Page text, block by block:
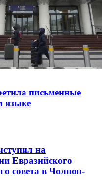
письменные
языке
на
Евразийского
совета в Чолпон-